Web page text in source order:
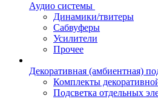
Аудио системы
Динамики/твитеры
Сабвуферы
Усилители
Прочее
Декоративная (амбиентная)
Комплекты
Подсветка отдельных